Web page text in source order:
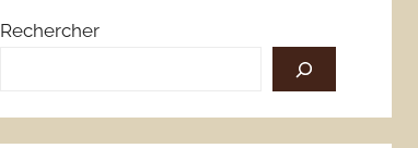
Rechercher